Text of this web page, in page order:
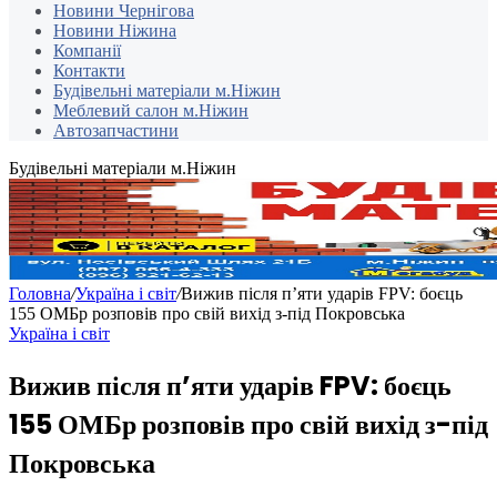
Новини Чернігова
Новини Ніжина
Компанії
Контакти
Будівельні матеріали м.Ніжин
Меблевий салон м.Ніжин
Автозапчастини
Будівельні матеріали м.Ніжин
Головна/Україна і світ/Вижив після п’яти ударів FPV: боєць
155 ОМБр розповів про свій вихід з-під Покровська
Україна і світ
Вижив після п’яти ударів FPV: боєць
155 ОМБр розповів про свій вихід з-під
Покровська